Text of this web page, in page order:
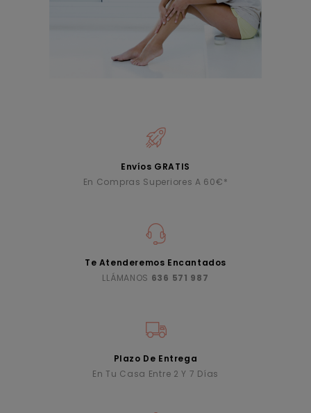
Envíos GRATIS
En Compras Superiores A 60€*
Te Atenderemos Encantados
LLÁMANOS 636 571 987
Plazo De Entrega
En Tu Casa Entre 2 Y 7 Días